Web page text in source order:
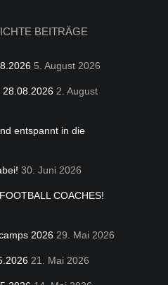
BEITRÄGE
5. August 2026
2. August
entspannt in die
30. Juni 2026
COACHES!
2026 29. Mai 2026
21. Mai 2026